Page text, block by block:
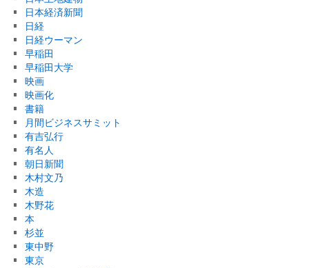
日本経済新聞
日経
日経ウーマン
早稲田
早稲田大学
映画
映画化
書籍
月間ビジネスサミット
有吉弘行
有名人
朝日新聞
木村文乃
木造
木野花
本
杉並
東中野
東京